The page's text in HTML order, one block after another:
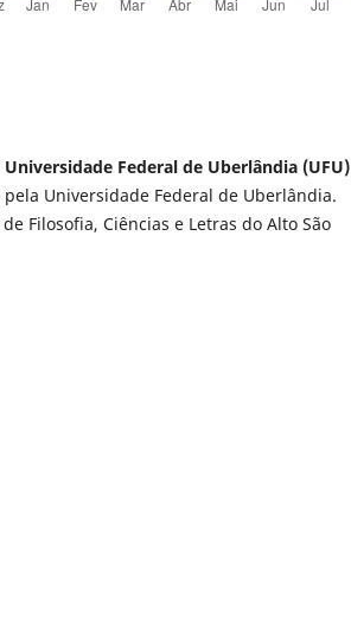
Federal de Uberlândia (UFU)
Universidade Federal de Uberlândia.
Filosofia, Ciências e Letras do Alto São